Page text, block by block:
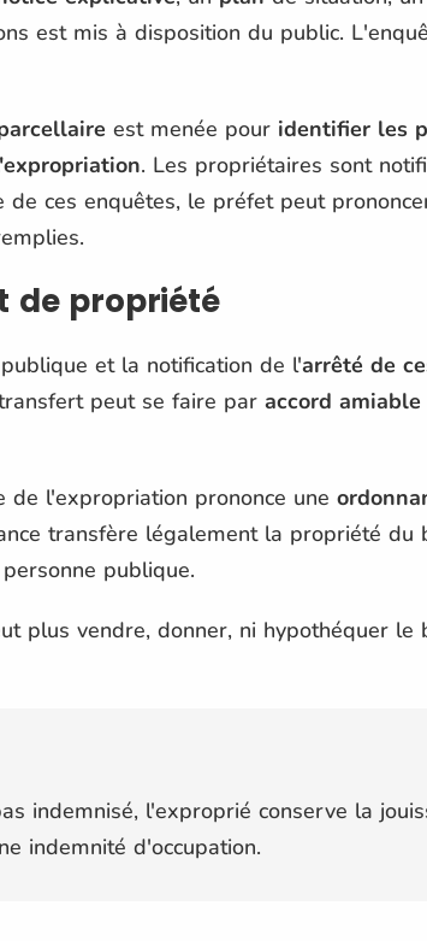
est mis à disposition du public.
est menée pour identifier les
. Les propriétaires sont
de ces enquêtes, le préfet peut
de propriété
et la notification de l'arrêté de
peut se faire par accord amiable
de l'expropriation prononce une
transfère légalement la propriété du
publique.
plus vendre, donner, ni hypothéquer le
indemnisé, l'exproprié conserve la
indemnité d'occupation.